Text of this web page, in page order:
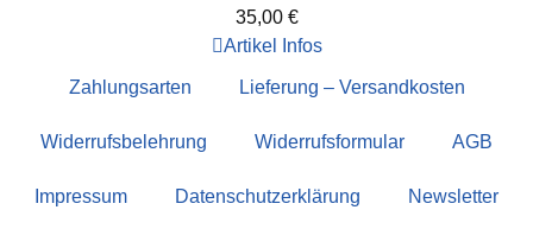
35,00 €
Artikel Infos
Zahlungsarten Lieferung – Versandkosten
Widerrufsbelehrung Widerrufsformular AGB
Impressum Datenschutzerklärung Newsletter